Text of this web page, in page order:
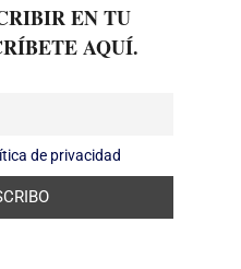
EN TU
AQUÍ.
de privacidad